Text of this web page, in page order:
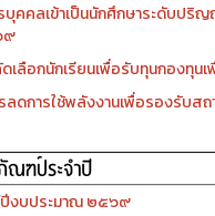
คคลเข้าเป็นนักศึกษาระดับปริ
๙
เลือกนักเรียนเพื่อรับทุนกองทุน
ลดการใช้พลังงานเพื่อรองรับส
งบประมาณ ๒๕๖๙